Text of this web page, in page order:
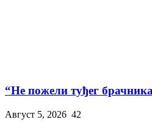
“Не пожели туђег
Август 5, 2026 42